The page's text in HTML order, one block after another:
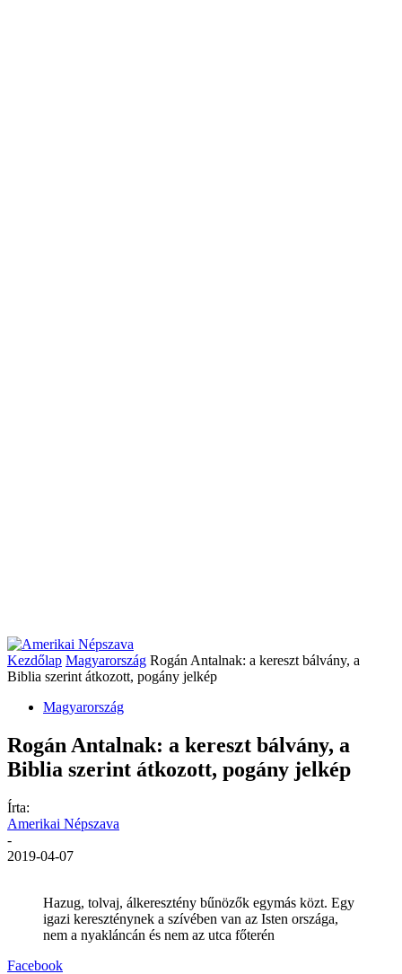
Kezdőlap Magyarország Rogán Antalnak: a kereszt bálvány, a
Biblia szerint átkozott, pogány jelkép
Magyarország
Rogán Antalnak: a kereszt bálvány, a
Biblia szerint átkozott, pogány jelkép
Írta:
Amerikai Népszava
-
2019-04-07
Hazug, tolvaj, álkeresztény bűnözők egymás közt. Egy
igazi kereszténynek a szívében van az Isten országa,
nem a nyakláncán és nem az utca főterén
Facebook